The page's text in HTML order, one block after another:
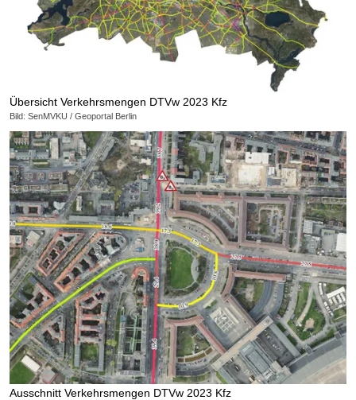
Übersicht Verkehrsmengen DTVw 2023 Kfz
Bild: SenMVKU / Geoportal Berlin
Ausschnitt Verkehrsmengen DTVw 2023 Kfz